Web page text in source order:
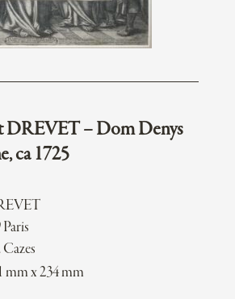
DREVET – Dom Denys
ca 1725
Paris
Cazes
mm x 234 mm